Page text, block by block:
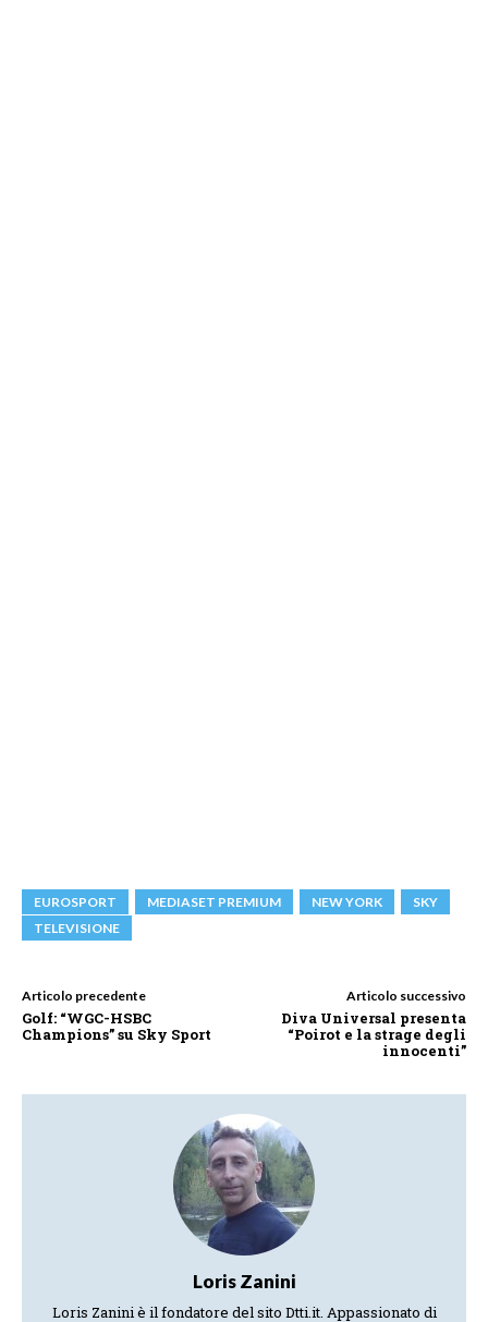
EUROSPORT MEDIASET PREMIUM NEW YORK
SKY
TELEVISIONE
Articolo precedente
Golf: “WGC-HSBC
Champions” su Sky Sport
Articolo successivo
Diva Universal presenta
“Poirot e la strage degli
innocenti”
Loris Zanini
Loris Zanini è il fondatore del sito Dtti.it. Appassionato di